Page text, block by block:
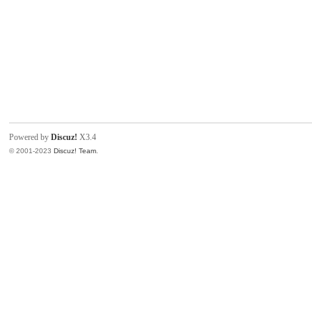
Powered byDiscuz! X3.4
© 2001-2023Discuz! Team